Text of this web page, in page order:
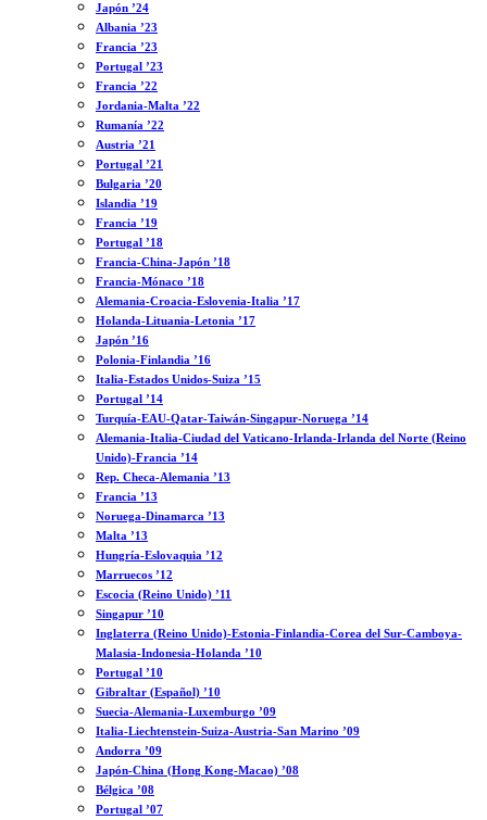
Japón ’24
Albania ’23
Francia ’23
Portugal ’23
Francia ’22
Jordania-Malta ’22
Rumanía ’22
Austria ’21
Portugal ’21
Bulgaria ’20
Islandia ’19
Francia ’19
Portugal ’18
Francia-China-Japón ’18
Francia-Mónaco ’18
Alemania-Croacia-Eslovenia-Italia ’17
Holanda-Lituania-Letonia ’17
Japón ’16
Polonia-Finlandia ’16
Italia-Estados Unidos-Suiza ’15
Portugal ’14
Turquía-EAU-Qatar-Taiwán-Singapur-Noruega ’14
Alemania-Italia-Ciudad del Vaticano-Irlanda-Irlanda del Norte (Reino
Unido)-Francia ’14
Rep. Checa-Alemania ’13
Francia ’13
Noruega-Dinamarca ’13
Malta ’13
Hungría-Eslovaquia ’12
Marruecos ’12
Escocia (Reino Unido) ’11
Singapur ’10
Inglaterra (Reino Unido)-Estonia-Finlandia-Corea del Sur-Camboya-
Malasia-Indonesia-Holanda ’10
Portugal ’10
Gibraltar (Español) ’10
Suecia-Alemania-Luxemburgo ’09
Italia-Liechtenstein-Suiza-Austria-San Marino ’09
Andorra ’09
Japón-China (Hong Kong-Macao) ’08
Bélgica ’08
Portugal ’07